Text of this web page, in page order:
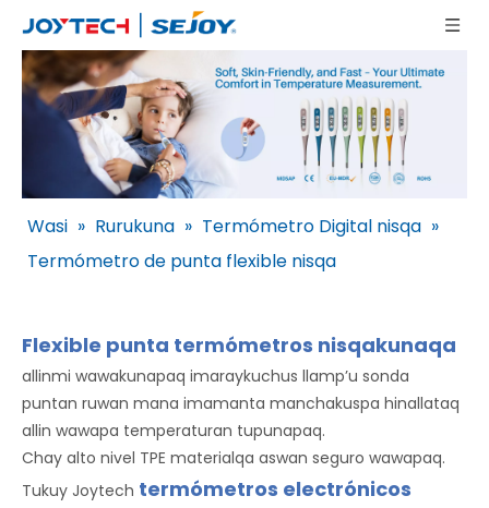
Wasi » Rurukuna » Termómetro Digital nisqa »
Termómetro de punta flexible nisqa
Flexible punta termómetros nisqakunaqa
allinmi wawakunapaq imaraykuchus llamp’u sonda
puntan ruwan mana imamanta manchakuspa hinallataq
allin wawapa temperaturan tupunapaq.
Chay alto nivel TPE materialqa aswan seguro wawapaq.
Tukuy Joytech termómetros electrónicos